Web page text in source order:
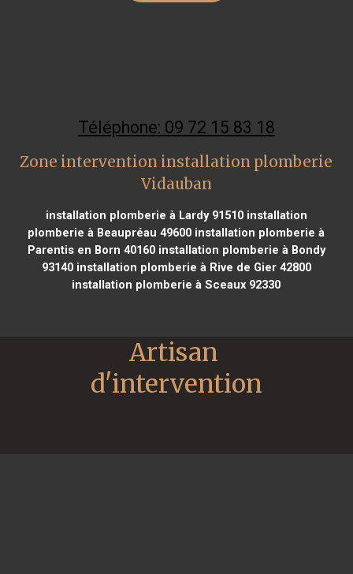
Téléphone: 09 72 15 83 18
Zone intervention installation plomberie
Vidauban
installation plomberie à Lardy 91510installation
plomberie à Beaupréau 49600 installation plomberie à
Parentis en Born 40160installation plomberie à Bondy
93140installation plomberie à Rive de Gier 42800
installation plomberie à Sceaux 92330
Artisan
d'intervention